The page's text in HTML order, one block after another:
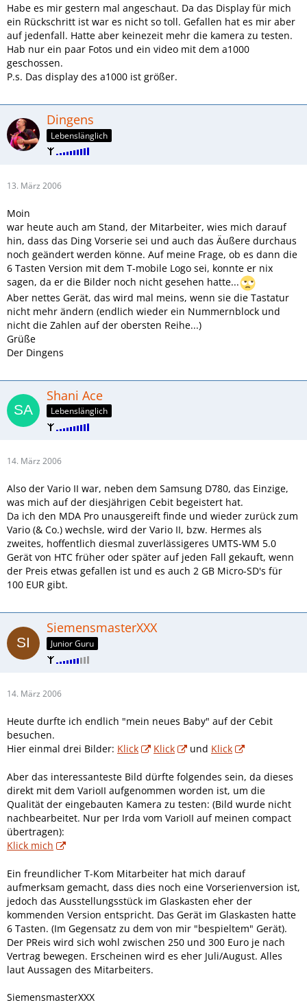
Habe es mir gestern mal angeschaut. Da das Display für mich
ein Rückschritt ist war es nicht so toll. Gefallen hat es mir aber
auf jedenfall. Hatte aber keinezeit mehr die kamera zu testen.
Hab nur ein paar Fotos und ein video mit dem a1000
geschossen.
P.s. Das display des a1000 ist größer.
Dingens
Lebenslänglich
13. März 2006
Moin
war heute auch am Stand, der Mitarbeiter, wies mich darauf
hin, dass das Ding Vorserie sei und auch das Äußere durchaus
noch geändert werden könne. Auf meine Frage, ob es dann die
6 Tasten Version mit dem T-mobile Logo sei, konnte er nix
sagen, da er die Bilder noch nicht gesehen hatte...
Aber nettes Gerät, das wird mal meins, wenn sie die Tastatur
nicht mehr ändern (endlich wieder ein Nummernblock und
nicht die Zahlen auf der obersten Reihe...)
Grüße
Der Dingens
Shani Ace
Lebenslänglich
14. März 2006
Also der Vario II war, neben dem Samsung D780, das Einzige,
was mich auf der diesjährigen Cebit begeistert hat.
Da ich den MDA Pro unausgereift finde und wieder zurück zum
Vario (& Co.) wechsle, wird der Vario II, bzw. Hermes als
zweites, hoffentlich diesmal zuverlässigeres UMTS-WM 5.0
Gerät von HTC früher oder später auf jeden Fall gekauft, wenn
der Preis etwas gefallen ist und es auch 2 GB Micro-SD's für
100 EUR gibt.
SiemensmasterXXX
Junior Guru
14. März 2006
Heute durfte ich endlich "mein neues Baby" auf der Cebit
besuchen.
Hier einmal drei Bilder: Klick Klick und Klick
Aber das interessanteste Bild dürfte folgendes sein, da dieses
direkt mit dem VarioII aufgenommen worden ist, um die
Qualität der eingebauten Kamera zu testen: (Bild wurde nicht
nachbearbeitet. Nur per Irda vom VarioII auf meinen compact
übertragen):
Klick mich
Ein freundlicher T-Kom Mitarbeiter hat mich darauf
aufmerksam gemacht, dass dies noch eine Vorserienversion ist,
jedoch das Ausstellungsstück im Glaskasten eher der
kommenden Version entspricht. Das Gerät im Glaskasten hatte
6 Tasten. (Im Gegensatz zu dem von mir "bespieltem" Gerät).
Der PReis wird sich wohl zwischen 250 und 300 Euro je nach
Vertrag bewegen. Erscheinen wird es eher Juli/August. Alles
laut Aussagen des Mitarbeiters.
SiemensmasterXXX